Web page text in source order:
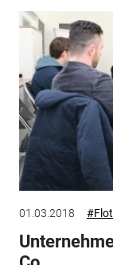
01.03.2018